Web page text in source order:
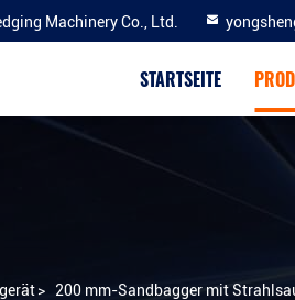
Machinery Co., Ltd.
STARTSEITE
> 200 mm-Sandbagger mit